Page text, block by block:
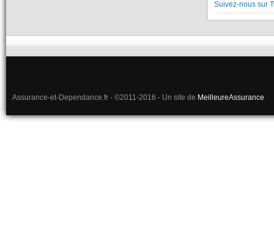
Suivez-nous sur
Assurance-et-Dependance.fr - ©2011-2016 - Un site de MeilleureAssurance